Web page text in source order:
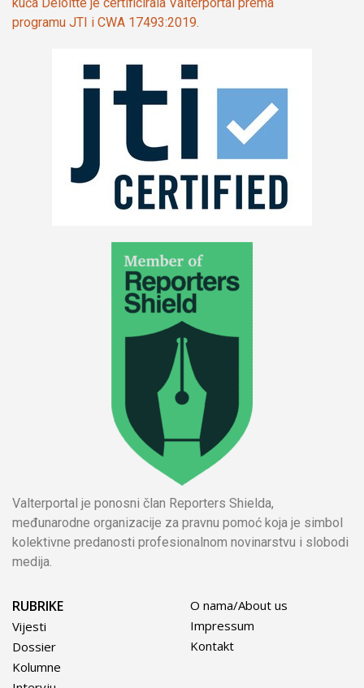
programu JTI i CWA 17493:2019.
Valterportal je ponosni član Reporters Shielda,
međunarodne organizacije za pravnu pomoć koja je simbol
kolektivne predanosti profesionalnom novinarstvu i slobodi
medija.
RUBRIKE
Vijesti
Dossier
Kolumne
O nama/About us
Impressum
Kontakt